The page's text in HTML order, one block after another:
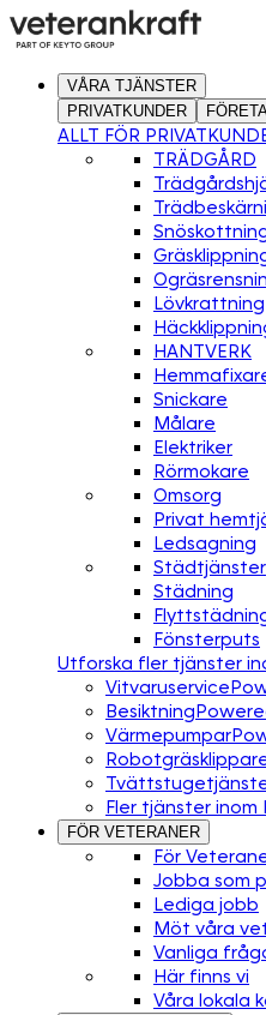
VÅRA TJÄNSTER
PRIVATKUNDER
ALLT FÖR
TRÄDGÅRD
Lövkrattning
HANTVERK
Snickare
Målare
Elektriker
Rörmokare
Omsorg
Privat
Ledsagning
Städtjänster
Städning
Fönsterputs
Utforska fler tjänster
Vitvaruservice
Besiktning
Värmepumpar
Fler tjänster inom
FÖR VETERANER
För
Jobba som
Lediga jobb
Möt våra
Vanliga
Här finns vi
Våra lokala